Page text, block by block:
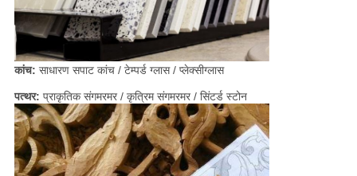
कांच: साधारण सपाट कांच / टेम्पर्ड ग्लास / प्लेक्सीग्लास
पत्थर: प्राकृतिक संगमरमर / कृत्रिम संगमरमर / सिंटर्ड स्टोन